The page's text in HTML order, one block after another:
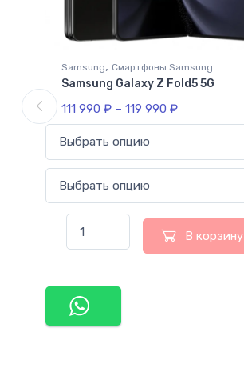
Samsung, Смартфоны Samsung
Samsung Galaxy Z Fold5 5G
111 990 ₽ – 119 990 ₽
В корзину